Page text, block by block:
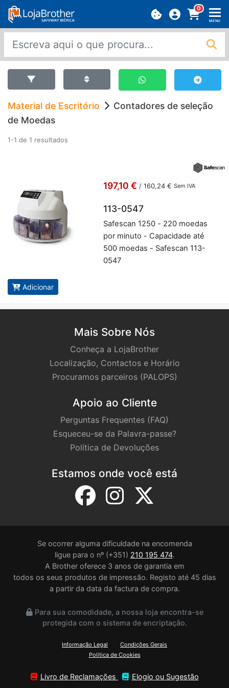
0
MENU
Material de Escritório
Contadores de seleção
de Moedas
1-1 de 1 resultados
197,10 € / 160,24 € Sem IVA
113-0547
Sa­fescan 1250 - 220 mo­edas
por mi­nuto - Ca­pa­ci­dade até
500 mo­edas - Sa­fescan 113-
0547
Adicionar
Mais Sobre Nós
Conheça a LojaBrother
Localização, Contactos e Horário
Procuramos parceiros (PALOPS)
Apoio ao Cliente
Perguntas Frequentes (FAQ)
Esqueceu-se da Palavra-passe?
Política de Devoluções
Estamos onde você está
Se ocorrer alguma dificuldade na encomenda
ligue para o nº (+351) 210 195 474.
A Brother oferece 3 anos de garantia em
todos os seus produtos de impressão. Registo até 45 dias
a partir da data da factura de compra.
Para sua comodidade, a nossa loja encontra-se
protegida com o sistema de encriptação.
Informação Legal
Condições Gerais
Política de Cookies
Livro de Reclamações
Elogio ou Sugestão